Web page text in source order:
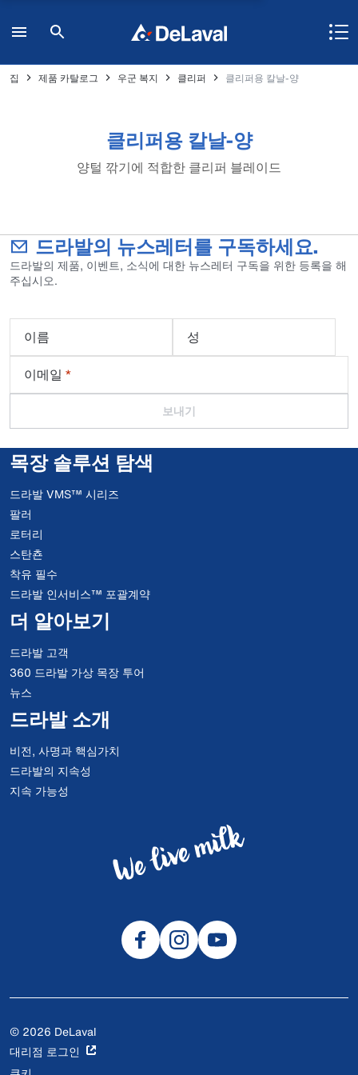
집 제품 카탈로그 우군 복지 클리퍼 클리퍼용 칼날-양
클리퍼용 칼날-양
양털 깎기에 적합한 클리퍼 블레이드
드라발의 뉴스레터를 구독하세요.
드라발의 제품, 이벤트, 소식에 대한 뉴스레터 구독을 위한 등록을 해
주십시오.
이름
성
이메일 *
보내기
목장 솔루션 탐색
드라발 VMS™ 시리즈
팔러
로터리
스탄쵼
착유 필수
드라발 인서비스™ 포괄계약
더 알아보기
드라발 고객
360 드라발 가상 목장 투어
뉴스
드라발 소개
비전, 사명과 핵심가치
드라발의 지속성
지속 가능성
© 2026 DeLaval
대리점 로그인